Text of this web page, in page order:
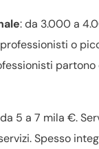
: da 3.000 a
o
partono
5 a 7 mila €.
Spesso